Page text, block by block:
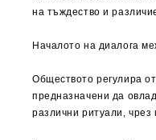
на тъждество и
Началото на диалога
Обществото регулира
предназначени да
различни ритуали, чрез